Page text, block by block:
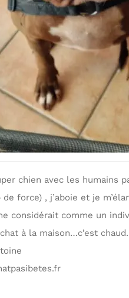
chien avec les humains
de force) , j’aboie et je
considérait comme un
à la maison…c’est chaud.